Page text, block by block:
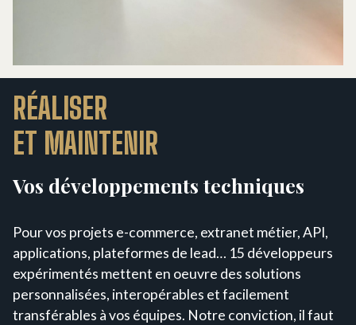
RÉALISER
ET MAINTENIR
Vos développements techniques
Pour vos projets e-commerce, extranet métier, API,
applications, plateformes de lead… 15 développeurs
expérimentés mettent en oeuvre des solutions
personnalisées, interopérables et facilement
transférables à vos équipes. Notre conviction, il faut